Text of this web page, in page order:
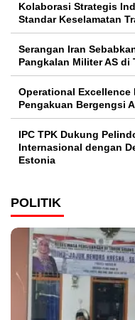
Kolaborasi Strategis
Standar Keselamatan
Serangan Iran
Pangkalan Militer AS di
Operational Excellence
Pengakuan Bergengsi
IPC TPK Dukung
Internasional dengan
Estonia
POLITIK